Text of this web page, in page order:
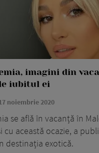
imagini din
iubitul ei
noiembrie 2020
se află în vacanță în
cu această ocazie, a
destinația exotică.